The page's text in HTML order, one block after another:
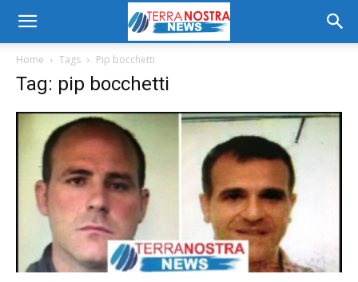
Home Tags Pip bocchetti
Tag: pip bocchetti